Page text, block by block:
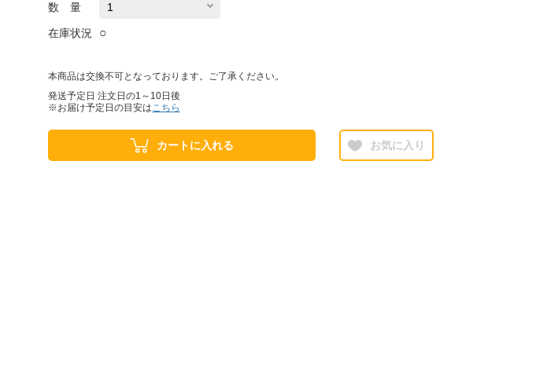
数 量
在庫状況 ○
本商品は交換不可となっております。ご了承ください。
発送予定日 注文日の1～10日後
※お届け予定日の目安はこちら
カートに入れる お気に入り